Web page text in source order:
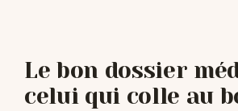
Le bon dossier
celui qui colle au